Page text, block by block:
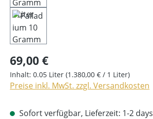
69,00 €
Inhalt: 0.05 Liter (1.380,00 € / 1 Liter)
Preise inkl. MwSt. zzgl. Versandkosten
Sofort verfügbar, Lieferzeit: 1-2 days